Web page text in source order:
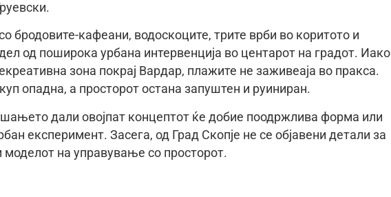
бродовите-кафеани, водоскоците, трите врби во коритото и
од поширока урбана интервенција во центарот на градот. Иако
зона покрај Вардар, плажите не заживеаја во пракса.
опадна, а просторот остана запуштен и руиниран.
дали овојпат концептот ќе добие поодржлива форма или
експеримент. Засега, од Град Скопје не се објавени детали за
моделот на управување со просторот.